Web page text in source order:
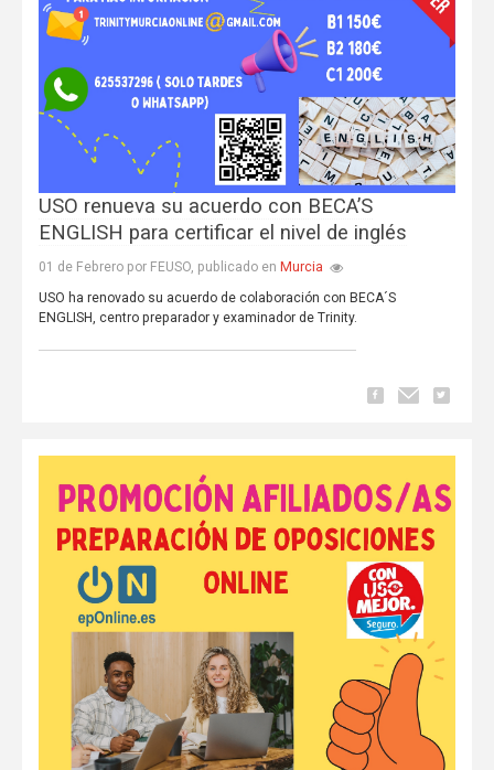
USO renueva su acuerdo con BECA’S
ENGLISH para certificar el nivel de inglés
01 de Febrero por FEUSO, publicado en Murcia
USO ha renovado su acuerdo de colaboración con BECA´S
ENGLISH, centro preparador y examinador de Trinity.